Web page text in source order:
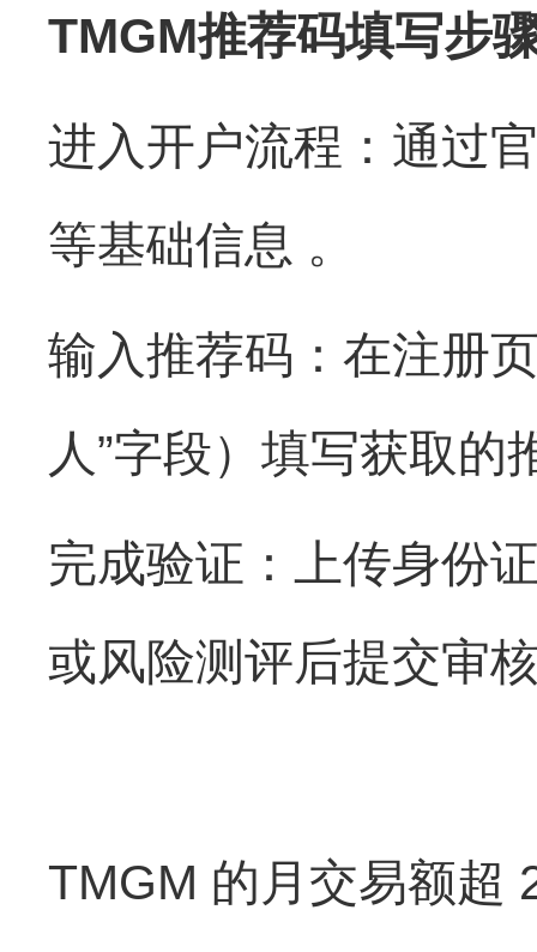
TMGM推荐码填写步
进入开户流程：通过
等基础信息 。
输入推荐码：在注册
人”字段）填写获取的
完成验证：上传身份
或风险测评后提交审
TMGM 的月交易额超